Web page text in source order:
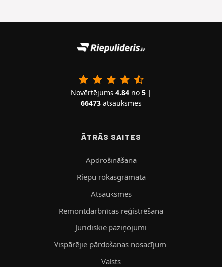
Novērtējums 4.84no 5|
66473atsauksmes
ĀTRĀS SAITES
Apdrošināšana
Riepu rokasgrāmata
Atsauksmes
Remontdarbnīcas reģistrēšana
Juridiskie paziņojumi
Vispārējie pārdošanas nosacījumi
Valsts